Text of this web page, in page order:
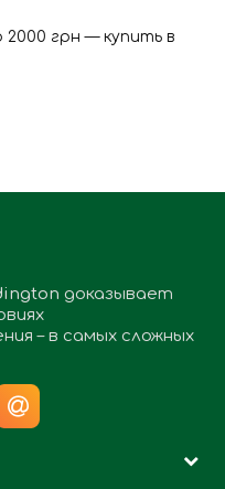
2000 грн — купить в
доказывает
– в самых сложных